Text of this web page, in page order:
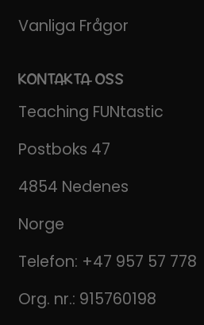
Vanliga Frågor
KONTAKTA OSS
Teaching FUNtastic
Postboks 47
4854 Nedenes
Norge
Telefon: +47 957 57 778
Org. nr.: 915760198